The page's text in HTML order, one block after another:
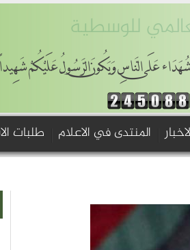
للوسطية
عَلَى النَّاسِ وَيَكُونَ الرَّسُولُ عَلَيْكُمْ
المنتدى في الاعلام طلبات